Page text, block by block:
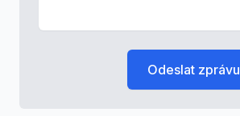
Odeslat zprávu